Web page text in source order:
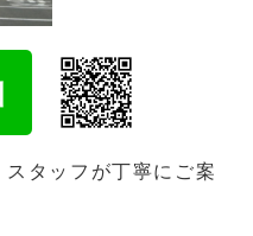
スタッフが丁寧にご案